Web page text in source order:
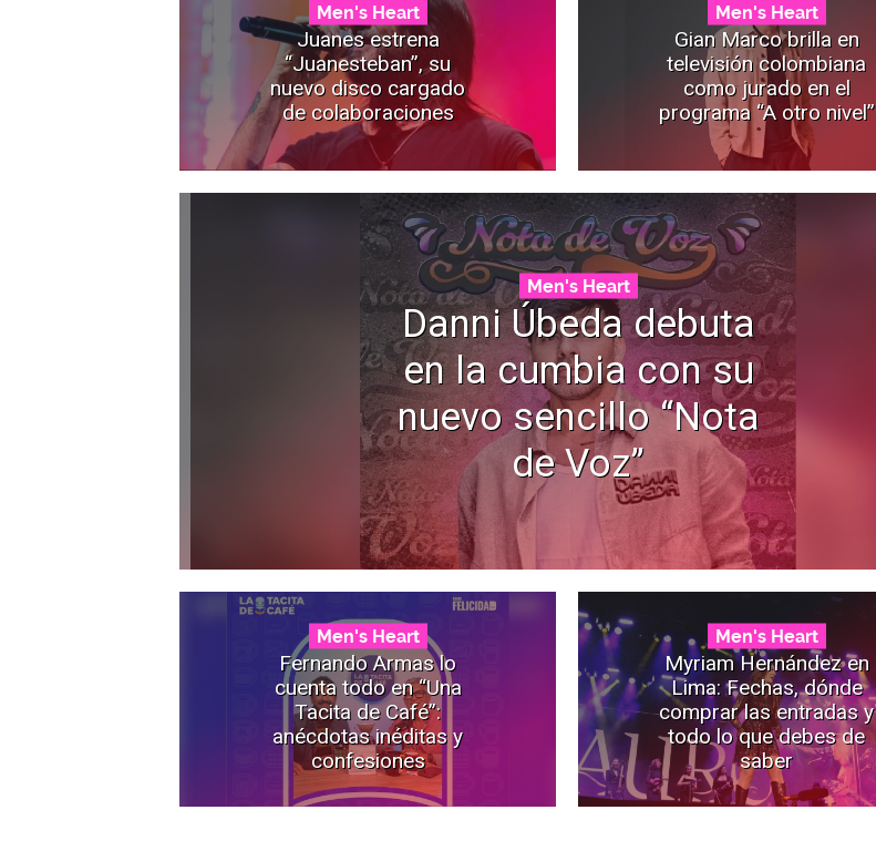
Men's Heart
Juanes estrena
“Juanesteban”, su
nuevo disco cargado
de colaboraciones
Men's Heart
Gian Marco brilla en
televisión colombiana
como jurado en el
programa “A otro nivel”
Men's Heart
Danni Úbeda debuta
en la cumbia con su
nuevo sencillo “Nota
de Voz”
Men's Heart
Fernando Armas lo
cuenta todo en “Una
Tacita de Café”:
anécdotas inéditas y
confesiones
Men's Heart
Myriam Hernández en
Lima: Fechas, dónde
comprar las entradas y
todo lo que debes de
saber